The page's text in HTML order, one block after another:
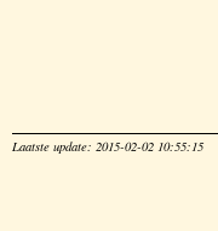
Laatste update: 2015-02-02 10:55:15